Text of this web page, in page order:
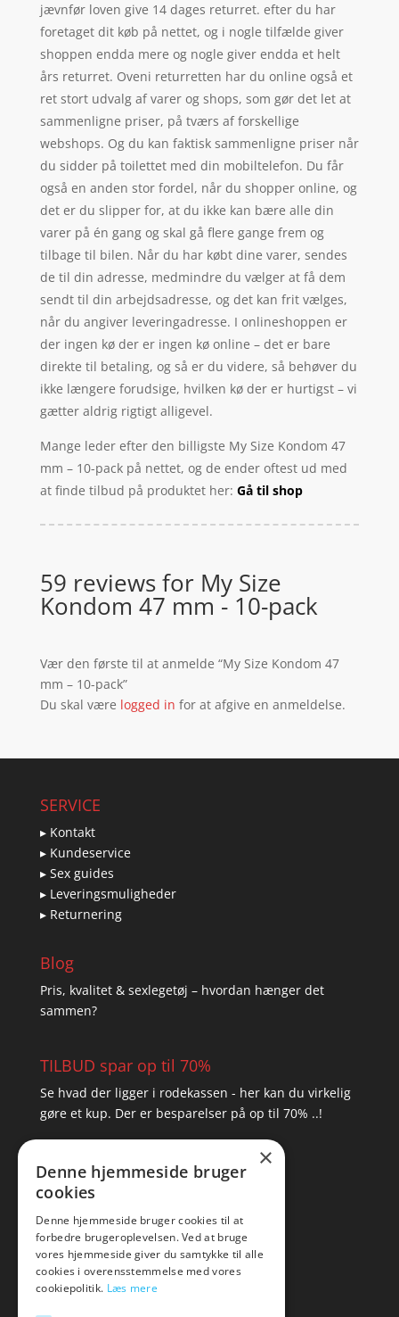
jævnfør loven give 14 dages returret. efter du har
foretaget dit køb på nettet, og i nogle tilfælde giver
shoppen endda mere og nogle giver endda et helt
års returret. Oveni returretten har du online også et
ret stort udvalg af varer og shops, som gør det let at
sammenligne priser, på tværs af forskellige
webshops. Og du kan faktisk sammenligne priser når
du sidder på toilettet med din mobiltelefon. Du får
også en anden stor fordel, når du shopper online, og
det er du slipper for, at du ikke kan bære alle din
varer på én gang og skal gå flere gange frem og
tilbage til bilen. Når du har købt dine varer, sendes
de til din adresse, medmindre du vælger at få dem
sendt til din arbejdsadresse, og det kan frit vælges,
når du angiver leveringadresse. I onlineshoppen er
der ingen kø der er ingen kø online – det er bare
direkte til betaling, og så er du videre, så behøver du
ikke længere forudsige, hvilken kø der er hurtigst – vi
gætter aldrig rigtigt alligevel.
Mange leder efter den billigste My Size Kondom 47
mm – 10-pack på nettet, og de ender oftest ud med
at finde tilbud på produktet her: Gå til shop
59 reviews for My Size
Kondom 47 mm - 10-pack
Vær den første til at anmelde “My Size Kondom 47
mm – 10-pack”
Du skal være logged in for at afgive en anmeldelse.
SERVICE
▸ Kontakt
▸ Kundeservice
▸ Sex guides
▸ Leveringsmuligheder
▸ Returnering
Blog
Pris, kvalitet & sexlegetøj – hvordan hænger det
sammen?
TILBUD spar op til 70%
Se hvad der ligger i rodekassen - her kan du virkelig
gøre et kup. Der er besparelser på op til 70% ..!
Tlf: 7876 8672
Mail: hej@amare.dk
×
Denne hjemmeside bruger
cookies
Denne hjemmeside bruger cookies til at
forbedre brugeroplevelsen. Ved at bruge
vores hjemmeside giver du samtykke til alle
cookies i overensstemmelse med vores
cookiepolitik. Læs mere